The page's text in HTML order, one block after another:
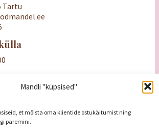
Mandli "küpsised"
et mõista oma klientide ostukäitumist ning
paremini.
Tartu